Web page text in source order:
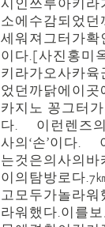
소에수감되었
세워져그터가확
이다.[사진홍미
키라가오사카
었던까닭에이
카지노 꽁그터
다. 이런렌즈의
사의‘손’이다.
는것은의사의바
이의탐방로다.7
고모두가놀라
라워했다.이를